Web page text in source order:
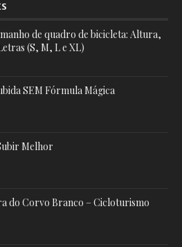
de quadro de bicicleta: Altura,
(S, M, L e XL)
SEM Fórmula Mágica
Melhor
do Corvo Branco – Cicloturismo